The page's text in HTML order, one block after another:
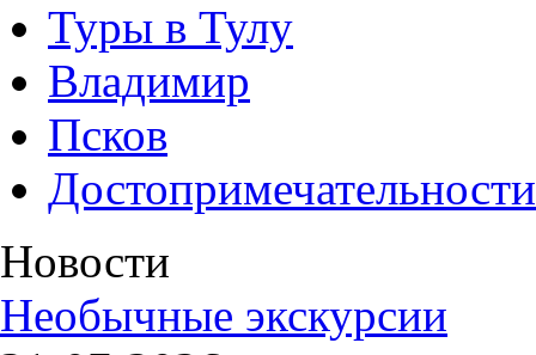
Туры в Тулу
Владимир
Псков
Достопримечательности
Новости
Необычные экскурсии